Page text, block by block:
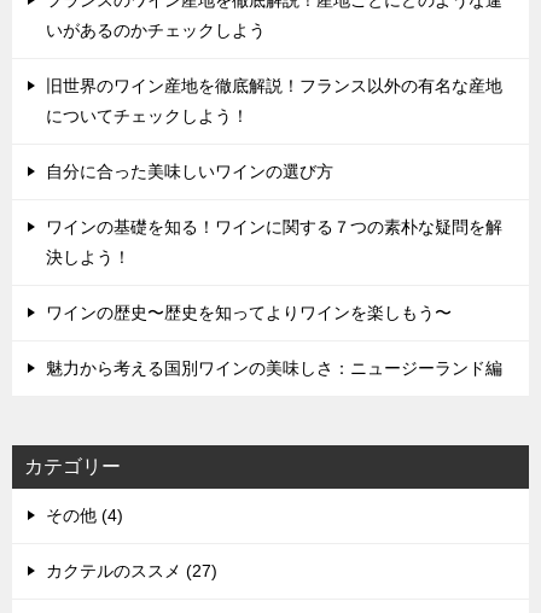
いがあるのかチェックしよう
旧世界のワイン産地を徹底解説！フランス以外の有名な産地
についてチェックしよう！
自分に合った美味しいワインの選び方
ワインの基礎を知る！ワインに関する７つの素朴な疑問を解
決しよう！
ワインの歴史〜歴史を知ってよりワインを楽しもう〜
魅力から考える国別ワインの美味しさ：ニュージーランド編
カテゴリー
その他 (4)
カクテルのススメ (27)